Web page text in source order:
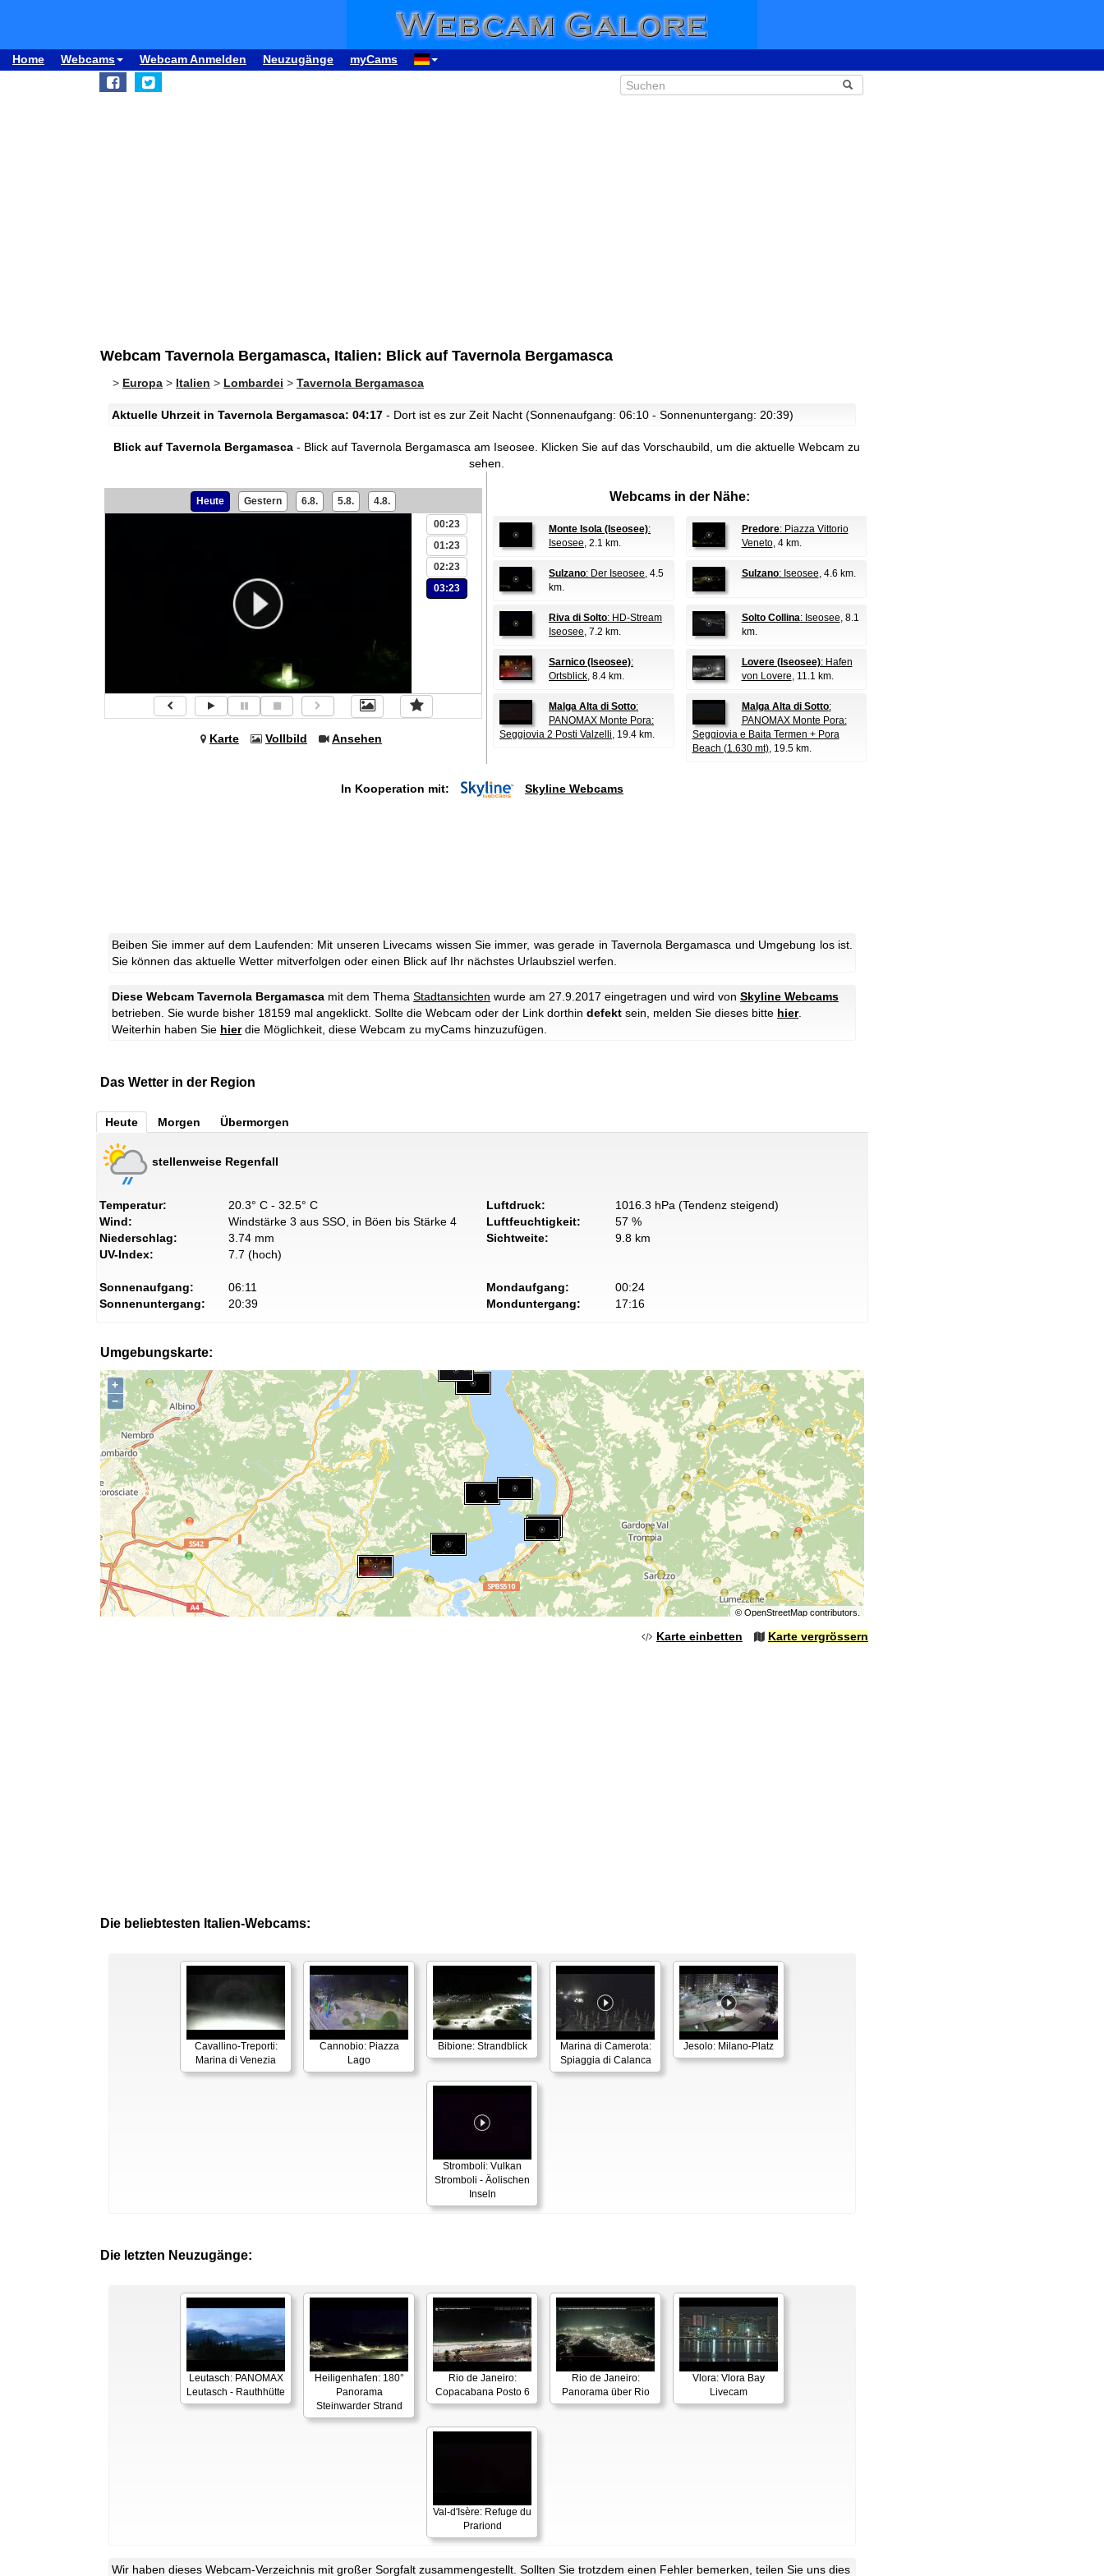
Home Webcams Webcam Anmelden Neuzugänge myCams
Webcam Tavernola Bergamasca, Italien: Blick auf Tavernola Bergamasca
> Europa > Italien > Lombardei > Tavernola Bergamasca
Aktuelle Uhrzeit in Tavernola Bergamasca: 04:17 - Dort ist es zur Zeit Nacht (Sonnenaufgang: 06:10 - Sonnenuntergang: 20:39)
Blick auf Tavernola Bergamasca- Blick auf Tavernola Bergamasca am Iseosee. Klicken Sie auf das Vorschaubild, um die aktuelle Webcam zu
sehen.
Heute Gestern 6.8. 5.8. 4.8.
00:23
01:23
02:23
03:23
Karte Vollbild Ansehen
Webcams in der Nähe:
Monte Isola (Iseosee):
Iseosee, 2.1 km.
Predore: Piazza Vittorio
Veneto, 4 km.
Sulzano: Der Iseosee, 4.5
km.
Sulzano: Iseosee, 4.6 km.
Riva di Solto: HD-Stream
Iseosee, 7.2 km.
Solto Collina: Iseosee, 8.1
km.
Sarnico (Iseosee):
Ortsblick, 8.4 km.
Lovere (Iseosee): Hafen
von Lovere, 11.1 km.
Malga Alta di Sotto:
PANOMAX Monte Pora:
Seggiovia 2 Posti Valzelli, 19.4 km.
Malga Alta di Sotto:
PANOMAX Monte Pora:
Seggiovia e Baita Termen + Pora
Beach (1.630 mt), 19.5 km.
In Kooperation mit: Skyline Webcams
Beiben Sie immer auf dem Laufenden: Mit unseren Livecams wissen Sie immer, was gerade in Tavernola Bergamasca und Umgebung los ist.
Sie können das aktuelle Wetter mitverfolgen oder einen Blick auf Ihr nächstes Urlaubsziel werfen.
Diese Webcam Tavernola Bergamasca mit dem Thema Stadtansichten wurde am 27.9.2017 eingetragen und wird von Skyline Webcams
betrieben. Sie wurde bisher 18159 mal angeklickt. Sollte die Webcam oder der Link dorthin defekt sein, melden Sie dieses bitte hier.
Weiterhin haben Sie hierdie Möglichkeit, diese Webcam zu myCams hinzuzufügen.
Das Wetter in der Region
Heute Morgen Übermorgen
stellenweise Regenfall
Temperatur:
20.3° C - 32.5° C
Wind:
Windstärke 3 aus SSO, in Böen bis Stärke 4
Niederschlag:
3.74 mm
UV-Index:
7.7 (hoch)
Luftdruck:
1016.3 hPa (Tendenz steigend)
Luftfeuchtigkeit:
57 %
Sichtweite:
9.8 km
Sonnenaufgang:
06:11
Sonnenuntergang:
20:39
Mondaufgang:
00:24
Monduntergang:
17:16
Umgebungskarte:
+
−
© OpenStreetMapcontributors.
Karte einbetten Karte vergrössern
Die beliebtesten Italien-Webcams:
Cavallino-Treporti:
Marina di Venezia
Cannobio: Piazza
Lago
Bibione: Strandblick
Marina di Camerota:
Spiaggia di Calanca
Jesolo: Milano-Platz
Stromboli: Vulkan
Stromboli - Äolischen
Inseln
Die letzten Neuzugänge:
Leutasch: PANOMAX
Leutasch - Rauthhütte
Heiligenhafen: 180°
Panorama
Steinwarder Strand
Rio de Janeiro:
Copacabana Posto 6
Rio de Janeiro:
Panorama über Rio
Vlora: Vlora Bay
Livecam
Val-d'Isère: Refuge du
Prariond
Wir haben dieses Webcam-Verzeichnis mit großer Sorgfalt zusammengestellt. Sollten Sie trotzdem einen Fehler bemerken, teilen Sie uns dies